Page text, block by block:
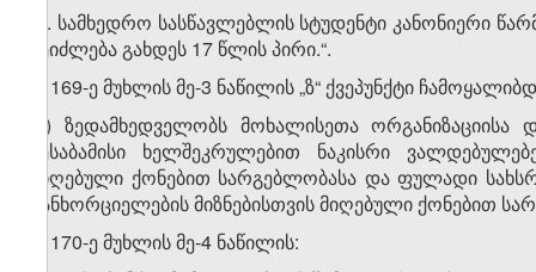
„4. სამხედრო სასწავლებლის სტუდენტი კანონიერი
შეიძლება გახდეს 17 წლის პირი.“.
5. 169-ე მუხლის მე-3 ნაწილის „ზ“ ქვეპუნქტი
„ზ) ზედამხედველობს მოხალისეთა
შესაბამისი ხელშეკრულებით ნაკისრი
მიღებული ქონებით სარგებლობასა და ფულადი
განხორციელების მიზნებისთვის მიღებული ქონებით
6. 170-ე მუხლის მე-4 ნაწილის: